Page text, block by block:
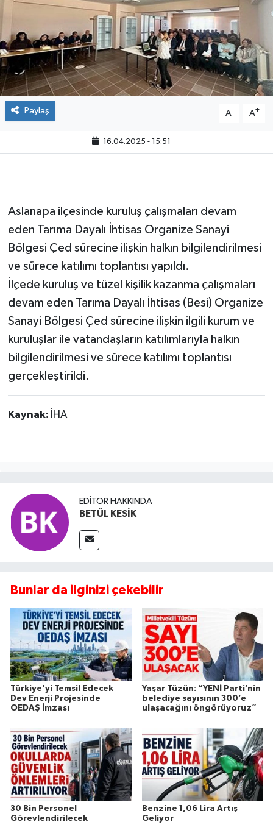
Paylaş A- A+
16.04.2025 - 15:51
Aslanapa ilçesinde kuruluş çalışmaları devam
eden Tarıma Dayalı İhtisas Organize Sanayi
Bölgesi Çed sürecine ilişkin halkın bilgilendirilmesi
ve sürece katılımı toplantısı yapıldı.
İlçede kuruluş ve tüzel kişilik kazanma çalışmaları
devam eden Tarıma Dayalı İhtisas (Besi) Organize
Sanayi Bölgesi Çed sürecine ilişkin ilgili kurum ve
kuruluşlar ile vatandaşların katılımlarıyla halkın
bilgilendirilmesi ve sürece katılımı toplantısı
gerçekleştirildi.
Kaynak: İHA
EDITÖR HAKKINDA
BETÜL KESİK
Bunlar da ilginizi çekebilir
Türkiye'yi Temsil Edecek
Dev Enerji Projesinde
OEDAŞ İmzası
Yaşar Tüzün: “YENİ Parti’nin
belediye sayısının 300’e
ulaşacağını öngörüyoruz”
30 Bin Personel
Görevlendirilecek
Benzine 1,06 Lira Artış
Geliyor